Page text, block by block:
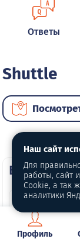
Ответы
Shuttle
ВИП
Профиль
Наш сайт
Для
работы, сайт
Cookie, а так
аналитики